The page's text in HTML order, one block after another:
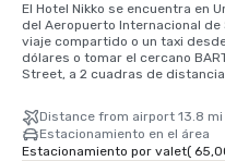
El Hotel Nikko se encuentra en
del Aeropuerto Internacional de
viaje compartido o un taxi
dólares o tomar el cercano
Street, a 2 cuadras de
Distance from airport 13.8 mi
Estacionamiento en el área
Estacionamiento por valet(